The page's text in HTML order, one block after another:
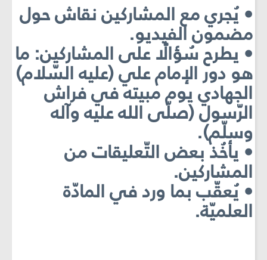
• يُجري مع المشاركين نقاش حول
مضمون الفيديو.
• يطرح سُؤالًا على المشاركين: ما
هو دور الإمام علي (عليه السّلام)
الجهادي يوم مبيته في فراش
الرّسول (صلّى الله عليه وآله
وسلّم).
• يأخُذ بعض التّعليقات من
المشاركين.
• يُعقّب بما ورد في المادّة
العلميّة.